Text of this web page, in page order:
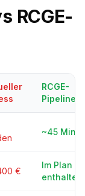
RCGE-
RCGE-
Pipeline
~45
€
Im Plan
enthalten